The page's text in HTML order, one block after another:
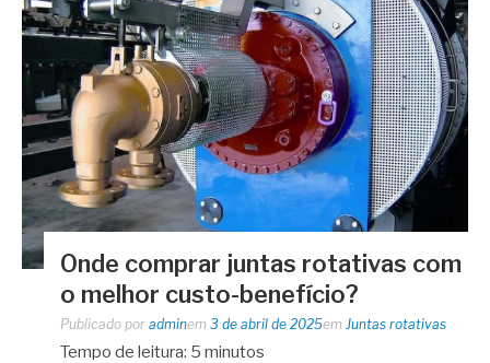
Onde comprar juntas rotativas com
o melhor custo-benefício?
Publicado por adminem 3 de abril de 2025em Juntas rotativas
Tempo de leitura: 5 minutos